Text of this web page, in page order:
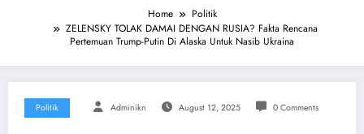
Home
Politik
ZELENSKY TOLAK DAMAI DENGAN RUSIA? Fakta Rencana
Pertemuan Trump-Putin Di Alaska Untuk Nasib Ukraina
Politik Adminikn August 12, 2025 0 Comments